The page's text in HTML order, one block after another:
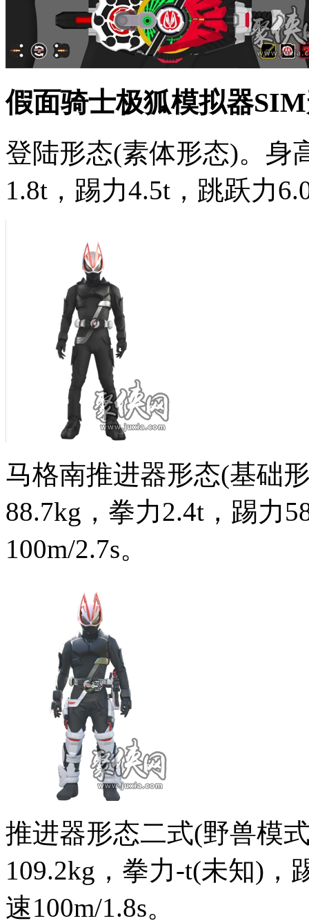
假面骑士极狐模拟器
登陆形态(素体形态)。身
1.8t，踢力4.5t，跳跃力
马格南推进器形态(基础
88.7kg，拳力2.4t，踢力
100m/2.7s。
推进器形态二式(野兽模
109.2kg，拳力-t(未知)，
速100m/1.8s。